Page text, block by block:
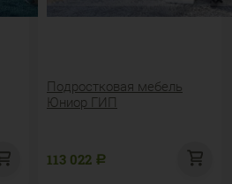
Подростковая мебель
Юниор ГИП
113 022 Р